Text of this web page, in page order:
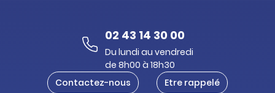
02 43 14 30 00
Du lundi au vendredi
de 8h00 à 18h30
Contactez-nous
Etre rappelé